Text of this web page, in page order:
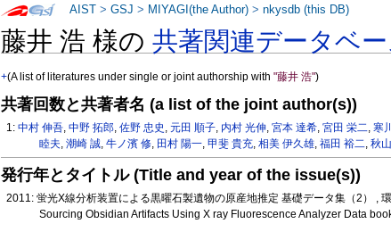
藤井 浩 様の共著関連データベー
+(A list of literatures under single or joint authorship with"藤井 浩")
共著回数と共著者名 (a list of the joint author(s))
1:中村 伸吾,中野 拓郎,佐野 忠史 ,元田 順子, 内村 光伸,宮本 達希,宮田 栄二,寒
睦夫, 潮崎 誠, 牛ノ濱 修, 田村 陽一, 甲斐 貴充, 相美 伊久雄, 福田 裕二, 秋
発行年とタイトル (Title and year of the issue(s))
2011: 蛍光X線分析装置による黒曜石製遺物の原産地推定 基礎データ集（2） ,
Sourcing Obsidian Artifacts Using X ray Fluorescence Analyzer Data
AIST >GSJ > MIYAGI(the Author) >nkysdb (this DB)